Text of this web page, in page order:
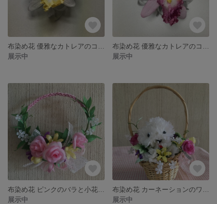
展示中
展示中
展示中
展示中